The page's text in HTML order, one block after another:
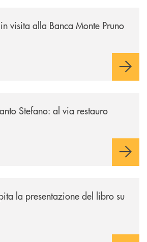
visita alla Banca Monte Pruno
Stefano: al via restauro
la presentazione del libro su